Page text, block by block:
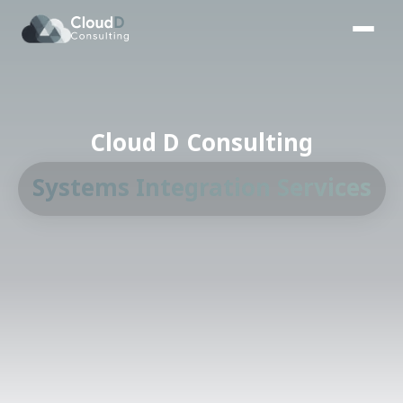
Cloud D Consulting
Systems Integration Services